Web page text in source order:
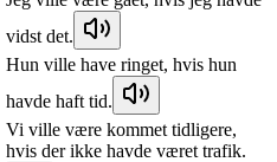
vidst det.
Hun ville have ringet, hvis hun
havde haft tid.
Vi ville være kommet tidligere,
hvis der ikke havde været trafik.